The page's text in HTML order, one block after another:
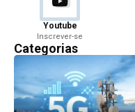
Youtube
Inscrever-se
Categorias